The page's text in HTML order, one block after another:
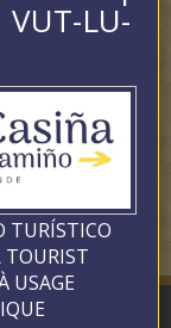
de
Don
TURÍSTICO
TOURIST
USAGE